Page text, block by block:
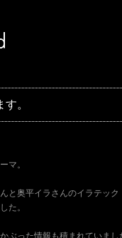
。
マ。
と奥平イラさんのイラテック
た。
ぶった情報も積まれていまし